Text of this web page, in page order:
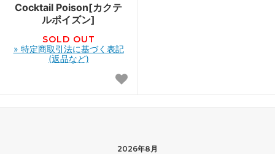
Cocktail Poison[カクテ
ルポイズン]
SOLD OUT
» 特定商取引法に基づく表記
(返品など)
2026年8月